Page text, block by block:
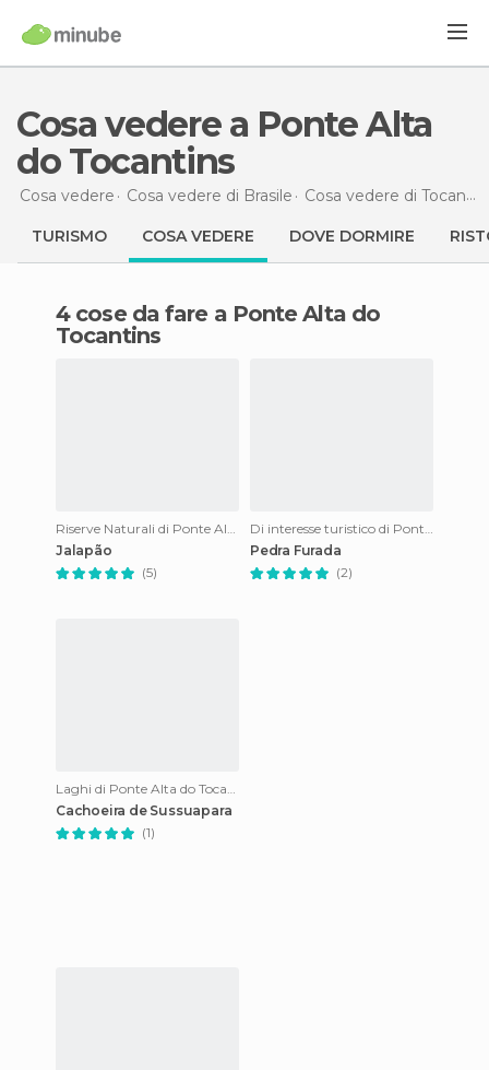
Cosa vedere a Ponte Alta
do Tocantins
Cosa vedere Cosa vedere di Brasile Cosa vedere di Tocantins
TURISMO COSA VEDERE DOVE DORMIRE
4 cose da fare a Ponte Alta do
Tocantins
Riserve Naturali di Ponte Alta do Tocantins
Jalapão
(5)
Di interesse turistico di Ponte Alta do Tocantins
Pedra Furada
(2)
Laghi di Ponte Alta do Tocantins
Cachoeira de Sussuapara
(1)